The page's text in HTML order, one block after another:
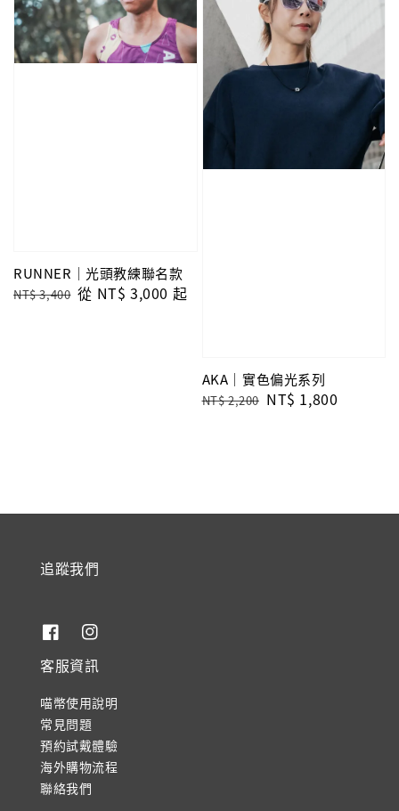
RUNNER｜光頭教練聯名款
Regular
NT$ 3,400 Sale
從 NT$ 3,000 起
AKA｜實色偏光系列
Regular
NT$ 2,200 Sale
NT$ 1,800
追蹤我們
客服資訊
喵幣使用說明
常見問題
預約試戴體驗
海外購物流程
聯絡我們